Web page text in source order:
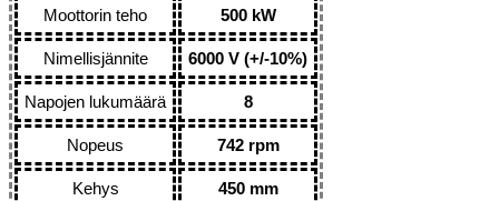
Moottorin teho 500 kW
Nimellisjännite 6000 V (+/-10%)
Napojen lukumäärä 8
Nopeus 742 rpm
Kehys 450 mm